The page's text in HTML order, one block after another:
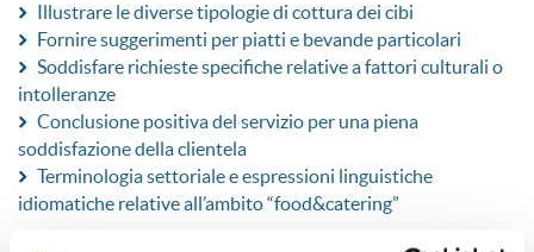
Illustrare le diverse tipologie di cottura dei cibi
Fornire suggerimenti per piatti e bevande particolari
Soddisfare richieste specifiche relative a fattori culturali o
intolleranze
Conclusione positiva del servizio per una piena
soddisfazione della clientela
Terminologia settoriale e espressioni linguistiche
idiomatiche relative all’ambito “food&catering”